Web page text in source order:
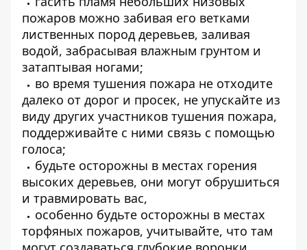
пожаров можно забивая его ветками
лиственных пород деревьев, заливая
водой, забрасывая влажным грунтом и
затаптывая ногами;
во время тушения пожара не отходите
далеко от дорог и просек, не упускайте из
виду других участников тушения пожара,
поддерживайте с ними связь с помощью
голоса;
будьте осторожны в местах горения
высоких деревьев, они могут обрушиться
и травмировать вас,
особенно будьте осторожны в местах
торфяных пожаров, учитывайте, что там